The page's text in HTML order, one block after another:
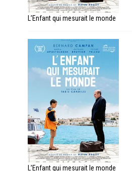
L’Enfant qui mesurait le monde
L’Enfant qui mesurait le monde